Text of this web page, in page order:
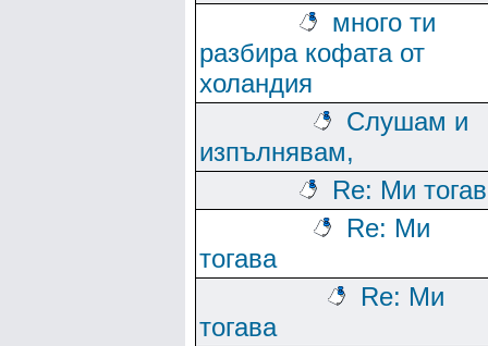
много ти
разбира кофата от
холандия
Слушам и
изпълнявам,
Re: Ми
Re: Ми
тогава
Re: Ми
тогава